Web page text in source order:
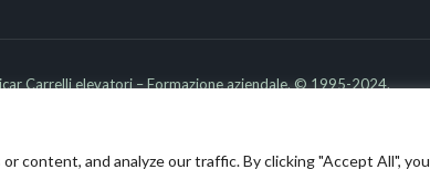
content, and analyze our traffic. By clicking "Accept All", you
Carrelli elevatori – Formazione aziendale. © 1995-2024.